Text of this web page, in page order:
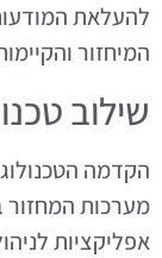
להעלאת
המיחזור
שילוב
הקדמה
מערכות המחזור
אפליקציות